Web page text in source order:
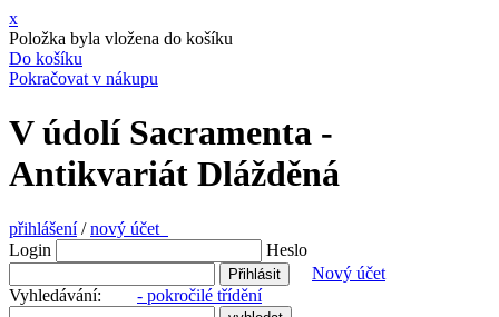
x
Položka byla vložena do košíku
Do košíku
Pokračovat v nákupu
V údolí Sacramenta -
Antikvariát Dlážděná
přihlášení/nový účet
Login
Heslo
Nový účet
Vyhledávání: - pokročilé třídění